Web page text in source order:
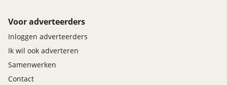
Voor adverteerders
Inloggen adverteerders
Ik wil ook adverteren
Samenwerken
Contact